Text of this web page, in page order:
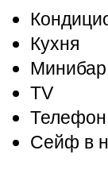
Кухня
Минибар
TV
Телефон
Сейф в